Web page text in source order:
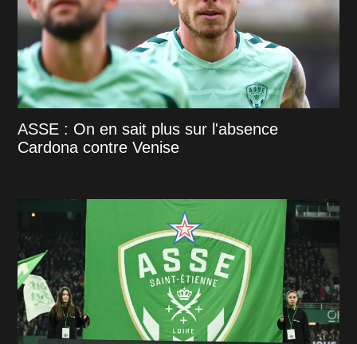
ASSE : On en sait plus sur l'absence
Cardona contre Venise